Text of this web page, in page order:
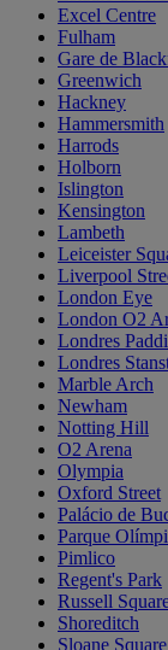
Excel Centre
Fulham
Gare de
Greenwich
Hackney
Hammersmith
Harrods
Holborn
Islington
Kensington
Lambeth
Leiceister
Liverpool
London Eye
London O2
Londres
Londres
Marble Arch
Newham
Notting Hill
O2 Arena
Olympia
Oxford Street
Palácio de
Parque
Pimlico
Regent's Park
Russell
Shoreditch
Sloane Square